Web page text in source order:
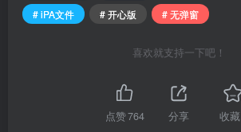
# iPA文件
# 开心版 # 无弹窗
喜欢就支持一下吧！
点赞764 分享 收藏